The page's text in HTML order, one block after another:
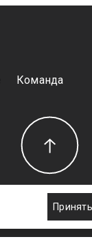
Команда
Принять